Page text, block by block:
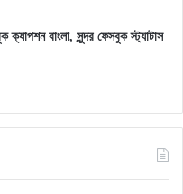
ক্যাপশন বাংলা, সুন্দর ফেসবুক স্ট্যাটাস